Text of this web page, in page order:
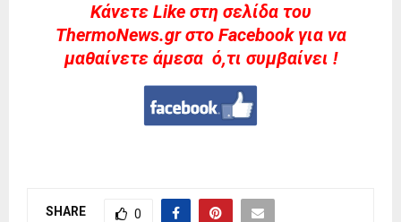
Kάνετε Like στη σελίδα του
ThermoNews.gr στο Facebook για να
μαθαίνετε άμεσα ό,τι συμβαίνει !
SHARE 0